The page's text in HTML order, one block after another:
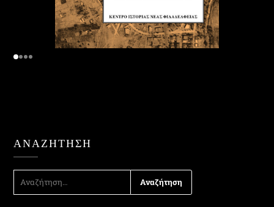
ΑΝΑΖΉΤΗΣΗ
ΑΝΑΖΉΤΗΣΗ
ΓΙΑ: